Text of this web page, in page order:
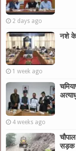
2 days ago
नशे के
1 week ago
4 weeks ago
सड़क